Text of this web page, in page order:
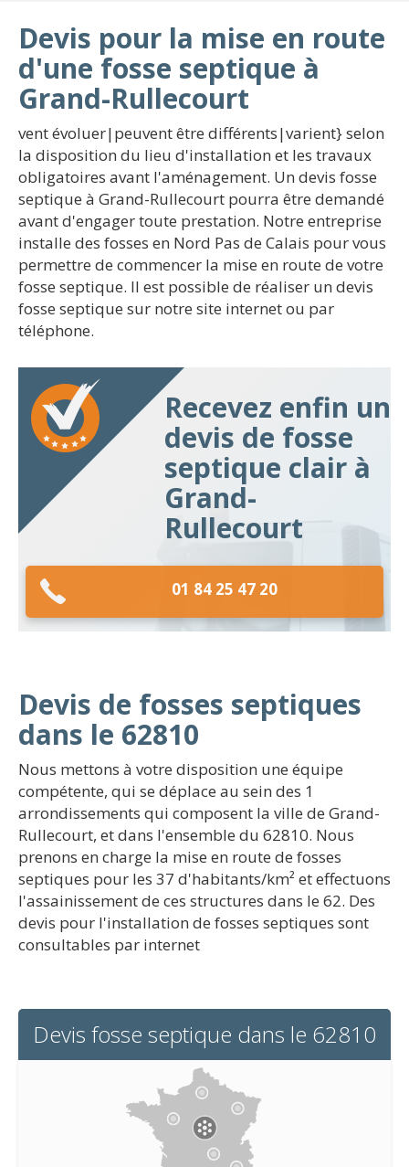
Devis pour la mise en route
d'une fosse septique à
Grand-Rullecourt
vent évoluer|peuvent être différents|varient} selon
la disposition du lieu d'installation et les travaux
obligatoires avant l'aménagement. Un devis fosse
septique à Grand-Rullecourt pourra être demandé
avant d'engager toute prestation. Notre entreprise
installe des fosses en Nord Pas de Calais pour vous
permettre de commencer la mise en route de votre
fosse septique. Il est possible de réaliser un devis
fosse septique sur notre site internet ou par
téléphone.
Recevez enfin un
devis de fosse
septique clair à
Grand-
Rullecourt
01 84 25 47 20
Devis de fosses septiques
dans le 62810
Nous mettons à votre disposition une équipe
compétente, qui se déplace au sein des 1
arrondissements qui composent la ville de Grand-
Rullecourt, et dans l'ensemble du 62810. Nous
prenons en charge la mise en route de fosses
septiques pour les 37 d'habitants/km² et effectuons
l'assainissement de ces structures dans le 62. Des
devis pour l'installation de fosses septiques sont
consultables par internet
Devis fosse septique dans le 62810